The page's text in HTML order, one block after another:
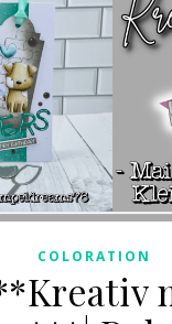
COLORATION